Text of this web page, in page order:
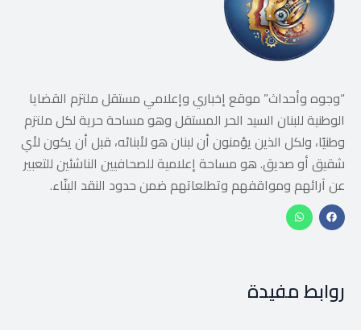
“وجوه وأحداث” موقع إخباري وإعلامي مستقل ملتزم القضايا
الوطنية للبنان السيد الحر المستقل وهو مساحة حرية لكل ملتزم
وطنيًا، ولكل الذين يؤمنون أن لبنان هو لأبنائه، قبل أن يكون لأي
شقيق أو صديق. هو مساحة إعلامية للصحافيين الناشئين للتعبير
عن آرائهم ومواقفهم وتطلعاتهم ضمن حدود النقد البنّاء.
روابط مفيدة